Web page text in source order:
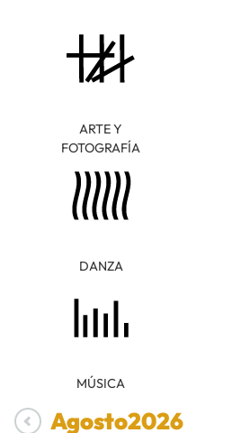
ARTE Y
FOTOGRAFÍA
DANZA
MÚSICA
Agosto2026